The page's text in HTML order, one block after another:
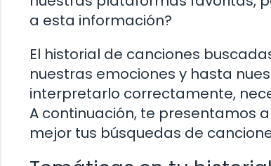
a esta información?
El historial de canciones
nuestras emociones y hasta
interpretarlo correctamente,
A continuación, te presentamos
mejor tus búsquedas de